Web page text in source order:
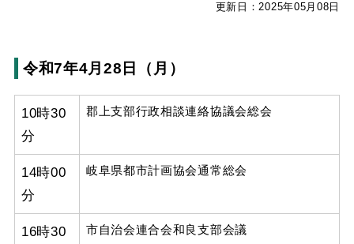
更新日：2025年05月08日
令和7年4月28日（月）
10時30
分
郡上支部行政相談連絡協議会総会
14時00
分
岐阜県都市計画協会通常総会
16時30
市自治会連合会和良支部会議